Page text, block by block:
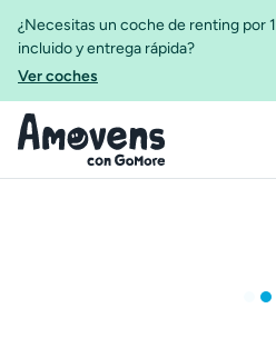
¿Necesitas un coche de renting por
incluido y entrega rápida?
Ver coches